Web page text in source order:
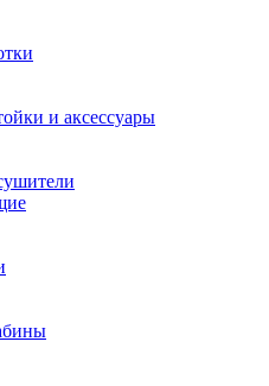
и аксессуары